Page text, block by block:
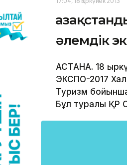
әлемдік
АСТАНА. 18
ЭКСПО-2017
Туризм
Бұл туралы ҚР